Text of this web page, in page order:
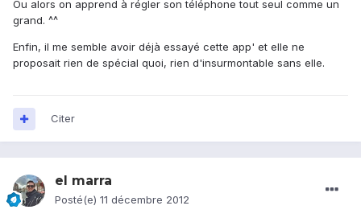
Ou alors on apprend à régler son téléphone tout seul comme un
grand. ^^
Enfin, il me semble avoir déjà essayé cette app' et elle ne
proposait rien de spécial quoi, rien d'insurmontable sans elle.
Citer
el marra
Posté(e) 11 décembre 2012